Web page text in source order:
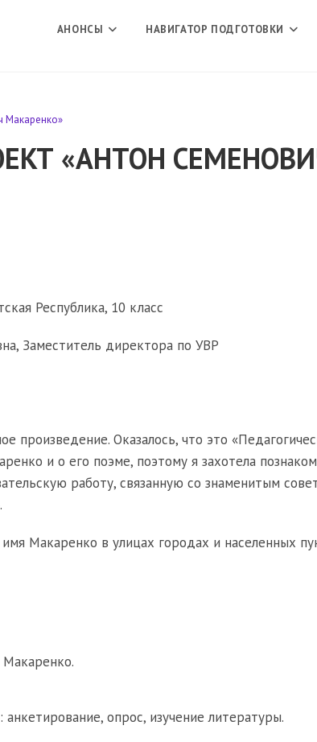
АНОНСЫ НАВИГАТОР ПОДГОТОВКИ
Макаренко»
«АНТОН
Республика, 10 класс
Заместитель директора по УВР
произведение. Оказалось, что это
и о его поэме, поэтому я захотела
работу, связанную со знаменитым
имя Макаренко в улицах городах и населенных
опрос, изучение литературы.